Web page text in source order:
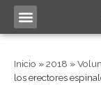
Inicio »2018 »
los erectores